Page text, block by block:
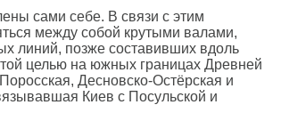
сами себе. В связи с этим
между собой крутыми валами,
линий, позже составивших вдоль
целью на южных границах Древней
Десновско-Остёрская и
Киев с Посульской и